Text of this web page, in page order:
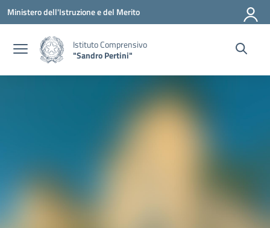
Vai ai contenuti
Vai al menu di navigazione
Vai al footer
Ministero dell'Istruzione e del Merito
Istituto Comprensivo
"Sandro Pertini"